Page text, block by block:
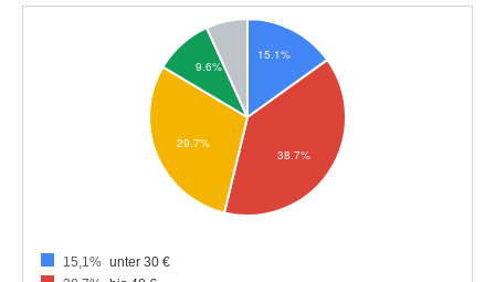
15,1% unter 30 €